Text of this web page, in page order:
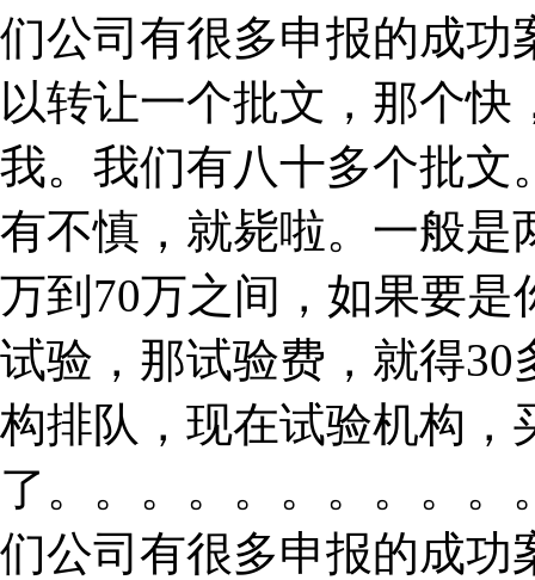
们公司有很多申报的成功
以转让一个批文，那个
我。我们有八十多个批文
有不慎，就毙啦。一般是
万到70万之间，如果要
试验，那试验费，就得
构排队，现在试验机构，
了。。。。。。。。。
们公司有很多申报的成功